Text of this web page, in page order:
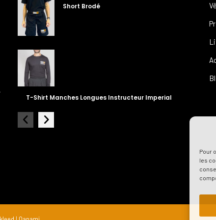
Pour
les
Short Brodé
T-Shirt Manches Longues Instructeur Imperial